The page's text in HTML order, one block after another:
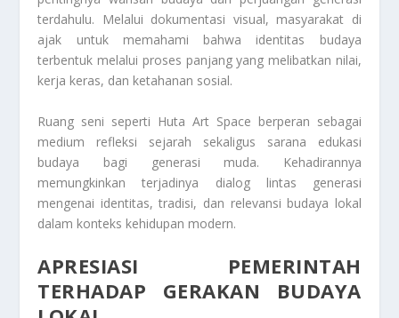
terdahulu. Melalui dokumentasi visual, masyarakat di
ajak untuk memahami bahwa identitas budaya
terbentuk melalui proses panjang yang melibatkan nilai,
kerja keras, dan ketahanan sosial.
Ruang seni seperti Huta Art Space berperan sebagai
medium refleksi sejarah sekaligus sarana edukasi
budaya bagi generasi muda. Kehadirannya
memungkinkan terjadinya dialog lintas generasi
mengenai identitas, tradisi, dan relevansi budaya lokal
dalam konteks kehidupan modern.
APRESIASI PEMERINTAH
TERHADAP GERAKAN BUDAYA